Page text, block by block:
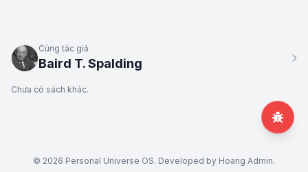
Cùng tác giả
Baird T. Spalding
Chưa có sách khác.
© 2026 Personal Universe OS. Developed by Hoang Admin.